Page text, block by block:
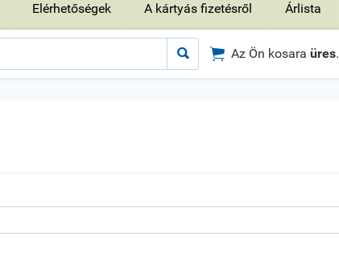
Elérhetőségek A kártyás fizetésről Árlista
  Az Ön kosara üres.